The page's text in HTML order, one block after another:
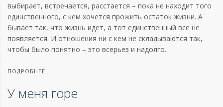
выбирает, встречается, расстается – пока не находит того
единственного, с кем хочется прожить остаток жизни. А
бывает так, что жизнь идет, а тот единственный все не
появляется. И отношения ни с кем не складываются так,
чтобы было понятно – это всерьез и надолго.
ПОДРОБНЕЕ
У меня горе